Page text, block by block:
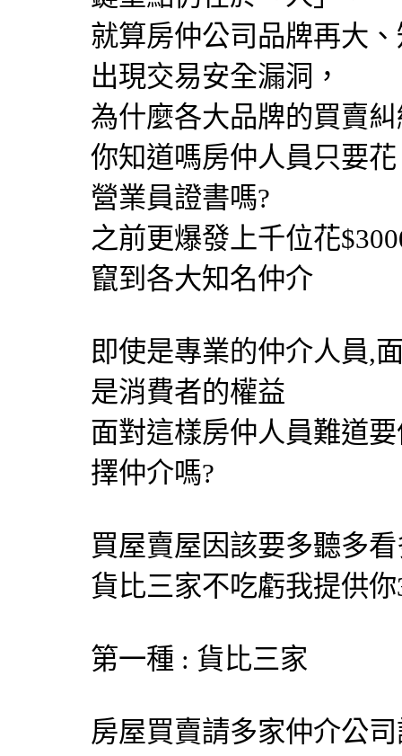
就算房仲公司品牌再大
出現交易安全漏洞，
為什麼各大品牌的買賣
你知道嗎房仲人員只要
營業員證書嗎?
之前更爆發上千位花
竄到各大知名仲介
即使是專業的仲介人員,
是消費者的權益
面對這樣房仲人員難道
擇仲介嗎?
買屋賣屋因該要多聽多
貨比三家不吃虧我提供
第一種 : 貨比三家
房屋買賣請多家仲介公